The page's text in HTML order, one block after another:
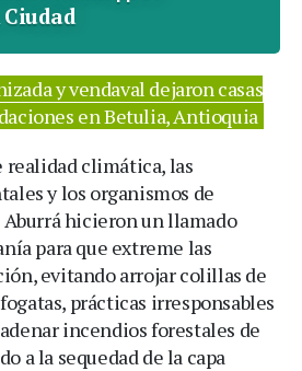
y vendaval dejaron casas
en Betulia, Antioquia
climática, las
y los organismos de
Aburrá hicieron un llamado
para que extreme las
evitando arrojar colillas de
prácticas irresponsables
incendios forestales de
a la sequedad de la capa